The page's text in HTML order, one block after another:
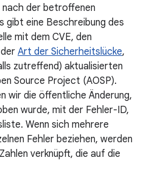
nach der betroffenen
gibt eine Beschreibung des
mit dem CVE, den
Art der Sicherheitslücke,
zutreffend) aktualisierten
Source Project (AOSP).
wir die öffentliche Änderung,
wurde, mit der Fehler-ID,
Wenn sich mehrere
Fehler beziehen, werden
verknüpft, die auf die